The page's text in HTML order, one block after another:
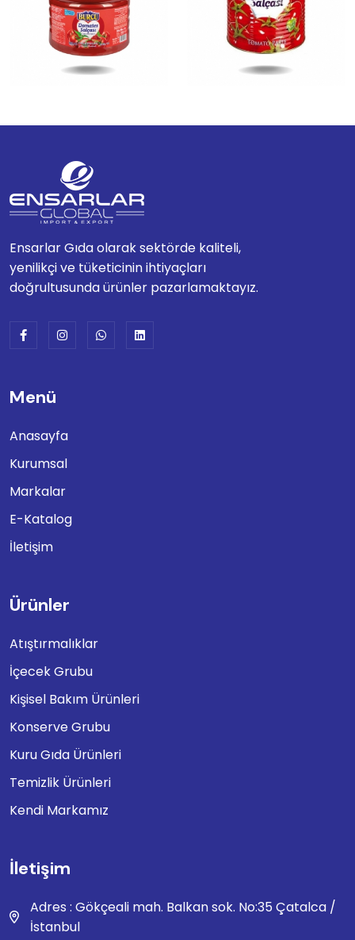
Ensarlar Gıda olarak sektörde kaliteli,
yenilikçi ve tüketicinin ihtiyaçları
doğrultusunda ürünler pazarlamaktayız.
Menü
Anasayfa
Kurumsal
Markalar
E-Katalog
İletişim
Ürünler
Atıştırmalıklar
İçecek Grubu
Kişisel Bakım Ürünleri
Konserve Grubu
Kuru Gıda Ürünleri
Temizlik Ürünleri
Kendi Markamız
İletişim
Adres : Gökçeali mah. Balkan sok. No:35 Çatalca /
İstanbul